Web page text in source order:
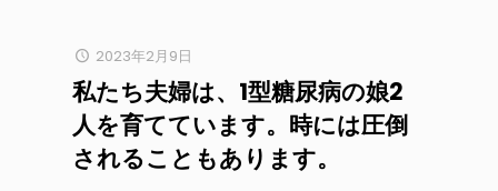
2023年2月9日
私たち夫婦は、1型糖尿病の娘2
人を育てています。時には圧倒
されることもあります。